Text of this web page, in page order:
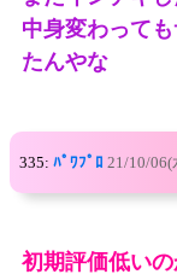
中身変わって
たんやな
335: ﾊﾟﾜﾌﾟﾛ 21/10/06(
初期評価低い